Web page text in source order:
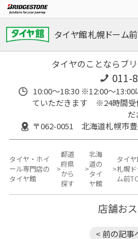
タイヤ館 札幌ドーム前
タイヤのことならブ
011-
10:00～18:30 ※12:00～
ていただきます ※24時間受
だ
〒062-0051 北海道札幌市
タイヤ・ホイ
ール専門店の
タイヤ館
都道
府県
から
探す
北海
道の
タイ
ヤ館
タイ
札幌ド
ム前
店舗お
< 前の記事